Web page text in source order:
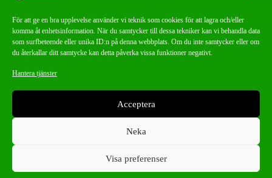
För att ge en bra upplevelse använder vi teknik som cookies för att lagra och/eller
komma åt enhetsinformation. När du samtycker till dessa tekniker kan vi behandla data
som surfbeteende eller unika ID:n på denna webbplats. Om du inte samtycker eller om
du återkallar ditt samtycke kan detta påverka vissa funktioner negativt.
Hantera tjänster
Acceptera
Neka
Visa preferenser
info@fatmancustoms.se
Mån – Fre 10:00 – 18:00
Lör -11:00 – 15:00
Missa aldrig ett bra erbjudande!